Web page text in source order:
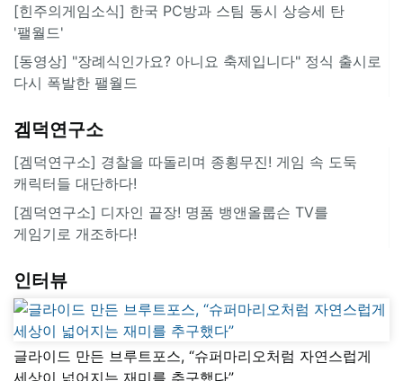
[힌주의게임소식] 한국 PC방과 스팀 동시 상승세 탄
'팰월드'
[동영상] "장례식인가요? 아니요 축제입니다" 정식 출시로
다시 폭발한 팰월드
겜덕연구소
[겜덕연구소] 경찰을 따돌리며 종횡무진! 게임 속 도둑
캐릭터들 대단하다!
[겜덕연구소] 디자인 끝장! 명품 뱅앤올룹슨 TV를
게임기로 개조하다!
인터뷰
글라이드 만든 브루트포스, “슈퍼마리오처럼 자연스럽게
세상이 넓어지는 재미를 추구했다”